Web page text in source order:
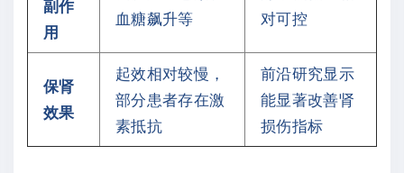
副作
用
血糖飙升等
对可控
保肾
效果
起效相对较慢，
部分患者存在激
素抵抗
前沿研究显示
能显著改善肾
损伤指标